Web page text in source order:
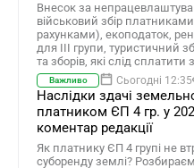
Внесок за
військовий збір
рахунками), екоподаток,
для III групи, туристичний
та зборів, які слід сплатити
Важливо Сьогодні 12:35
Наслідки здачі
платником ЄП 4 гр. у
коментар редакції
Як платнику ЄП 4 групі не
суборенду землі?